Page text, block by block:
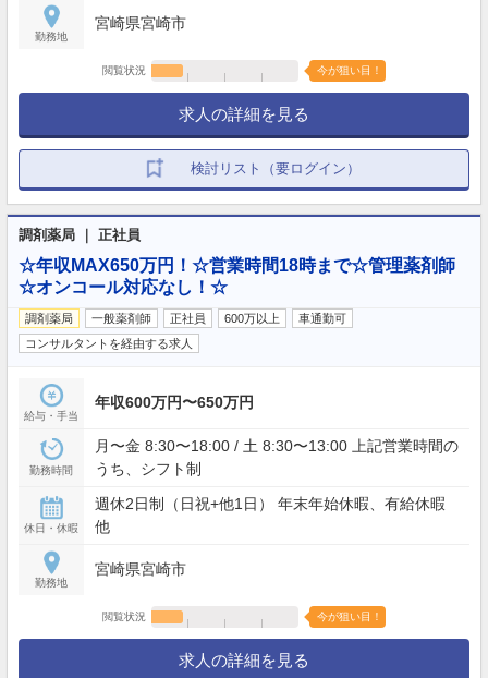
勤務地
宮崎県宮崎市
閲覧状況 今が狙い目！
求人の詳細を見る
検討リスト（要ログイン）
調剤薬局 ｜ 正社員
☆年収MAX650万円！☆営業時間18時まで☆管理薬剤師
☆オンコール対応なし！☆
調剤薬局 一般薬剤師 正社員 600万以上
車通勤可
コンサルタントを経由する求人
給与・手当
年収600万円〜650万円
勤務時間
月〜金 8:30〜18:00 / 土 8:30〜13:00 上記営業時間の
うち、シフト制
休日・休暇
週休2日制（日祝+他1日） 年末年始休暇、有給休暇
他
勤務地
宮崎県宮崎市
閲覧状況 今が狙い目！
求人の詳細を見る